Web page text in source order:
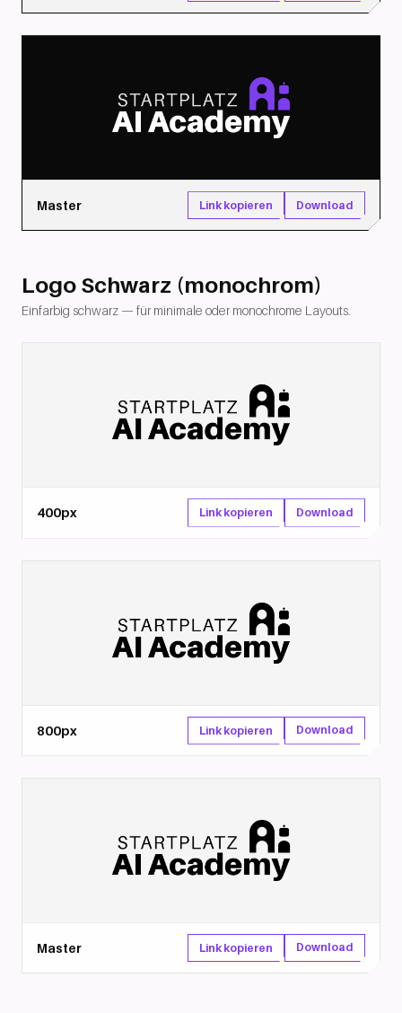
Master Link kopieren Download
Logo Schwarz (monochrom)
Einfarbig schwarz — für minimale oder monochrome Layouts.
400px Link kopieren Download
800px Link kopieren Download
Master Link kopieren Download